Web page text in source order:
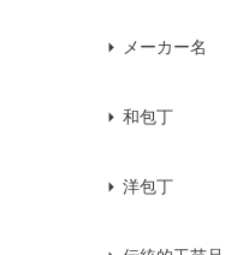
メーカー名
和包丁
洋包丁